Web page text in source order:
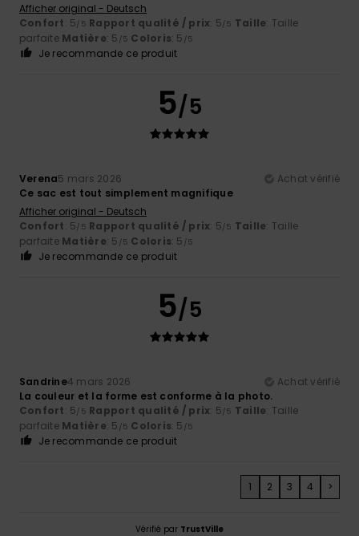
Afficher original - Deutsch
Confort: 5/5 Rapport qualité / prix: 5/5 Taille: Taille
parfaite Matière: 5 /5 Coloris: 5 /5
Je recommande ce produit
5/5
Verena5 mars 2026
Achat vérifié
Ce sac est tout simplement magnifique
Afficher original - Deutsch
Confort: 5/5 Rapport qualité / prix: 5/5 Taille: Taille
parfaite Matière: 5 /5 Coloris: 5 /5
Je recommande ce produit
5/5
Sandrine4 mars 2026
Achat vérifié
La couleur et la forme est conforme à la photo.
Confort: 5/5 Rapport qualité / prix: 5/5 Taille: Taille
parfaite Matière: 5 /5 Coloris: 5 /5
Je recommande ce produit
1 2 3 4 >
Vérifié par TrustVille